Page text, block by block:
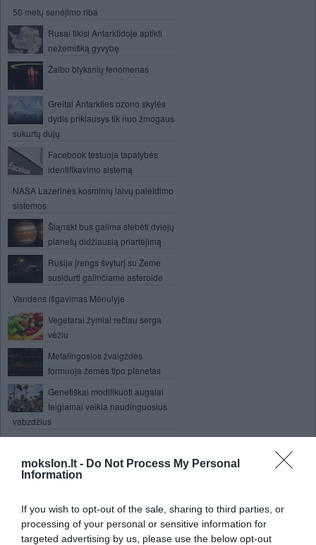
mokslon.lt - Do Not Process My Personal
Information
If you wish to opt-out of the sale, sharing to third parties, or
processing of your personal or sensitive information for
targeted advertising by us, please use the below opt-out
50 metų senėjimo riba
Rusai tikisi Antarktidoje aptikti
nežemišką gyvybę
Žaibo blyksnių fenomenas
Greitai Antarkties ozono skylės
dydis priklausys tik nuo žmogaus
sukurtų dujų
Facebook testuoja tapatybės
identifikavimo sistemą
NASA Lazerinės kosminių laivų paleidimo
sistemos
Šiąnakt bus galima stebėti dviejų
planetų didžiausią priartėjimą
Rusija įrengs švyturį su Žeme
susidurti galinčiame asteroide
Vandens išgavimas Mėnulyje
Vegetarai žymiai rečiau serga
vėžiu
Metalingosios žvaigždės
formuoja žemės tipo planetas
Genetiškai modifikuoti augalai
teigiamai veikia naudinguosius
vabzdžius
Nutekėjo informacija apie ateities
JAV ginklus
Treniruotis su komanda lengviau